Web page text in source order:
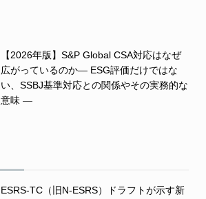
【2026年版】S&P Global CSA対応はなぜ
広がっているのか― ESG評価だけではな
い、SSBJ基準対応との関係やその実務的な
意味 ―
ESRS-TC（旧N-ESRS）ドラフトが示す新